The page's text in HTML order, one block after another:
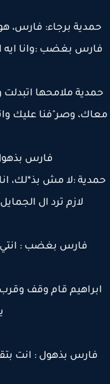
برجاء: فارس، هو
بغضب :وانا ايه
ملامحها اتبدلت
وصر"فنا عليك
فارس بذهول
:لا مش بذ*لك، انا
لازم ترد ال
فارس بغضب : انتي
قام وقف وقرب
فارس بذهول : انت